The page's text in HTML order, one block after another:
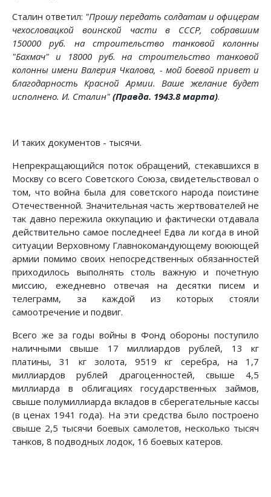
Сталин ответил: "Прошу передать солдатам и офицерам
чехословацкой воинской части в СССР, собравшим
150000 руб. на строительство танковой колонны
"Бахмач" и 18000 руб. на строительство танковой
колонны имени Валерия Чкалова, - мой боевой привет и
благодарность Красной Армии. Ваше желание будет
исполнено. И. Сталин" (Правда. 1943.8 марта).
И таких документов - тысячи.
Непрекращающийся поток обращений, стекавшихся в
Москву со всего Советского Союза, свидетельствовал о
том, что война была для советского народа поистине
Отечественной. Значительная часть жертвователей не
так давно пережила оккупацию и фактически отдавала
действительно самое последнее! Едва ли когда в иной
ситуации Верховному Главнокомандующему воюющей
армии помимо своих непосредственных обязанностей
приходилось выполнять столь важную и почетную
миссию, ежедневно отвечая на десятки писем и
телеграмм, за каждой из которых стояли
самоотречение и подвиг.
Всего же за годы войны в Фонд обороны поступило
наличными свыше 17 миллиардов рублей, 13 кг
платины, 31 кг золота, 9519 кг серебра, на 1,7
миллиардов рублей драгоценностей, свыше 4,5
миллиарда в облигациях государственных займов,
свыше полумиллиарда вкладов в сберегательные кассы
(в ценах 1941 года). На эти средства было построено
свыше 2,5 тысячи боевых самолетов, несколько тысяч
танков, 8 подводных лодок, 16 боевых катеров.